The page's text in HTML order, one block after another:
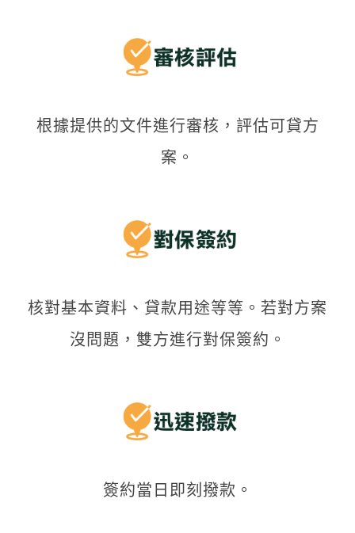
根據提供的文件進行審核，評估可貸方
案。
核對基本資料、貸款用途等等。若對方案
沒問題，雙方進行對保簽約。
簽約當日即刻撥款。